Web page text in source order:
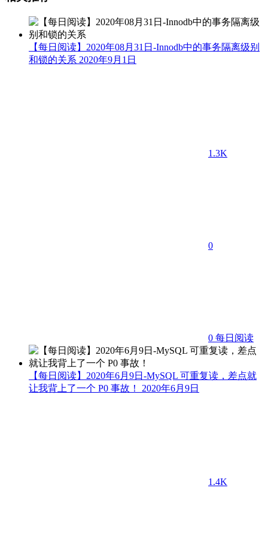
【每日阅读】2020年08月31日-Innodb中的事务隔离级别
和锁的关系 2020年9月1日
1.3K
0
0 每日阅读
【每日阅读】2020年6月9日-MySQL 可重复读，差点就
让我背上了一个 P0 事故！ 2020年6月9日
1.4K